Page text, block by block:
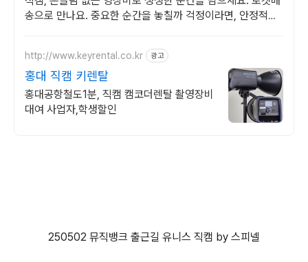
송으로 만나요. 중요한 순간을 놓칠까 걱정이라면, 안정적인
http://www.keyrental.co.kr 광고
홍대 직캠 키렌탈
홍대공항철도1분, 직캠 캠코더렌탈 촬영장비
대여 사업자,학생할인
250502 뮤직뱅크 출근길 유니스 직캠 by 스피넬